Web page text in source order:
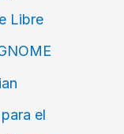
Libre
el